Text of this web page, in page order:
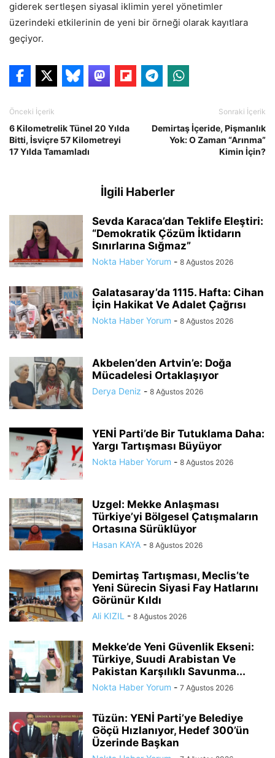
giderek sertleşen siyasal iklimin yerel yönetimler
üzerindeki etkilerinin de yeni bir örneği olarak kayıtlara
geçiyor.
Önceki İçerik
6 Kilometrelik Tünel 20 Yılda
Bitti, İsviçre 57 Kilometreyi
17 Yılda Tamamladı
Sonraki İçerik
Demirtaş İçeride, Pişmanlık
Yok: O Zaman “Arınma”
Kimin İçin?
İlgili Haberler
Sevda Karaca’dan Teklife Eleştiri:
“Demokratik Çözüm İktidarın
Sınırlarına Sığmaz”
Nokta Haber Yorum - 8 Ağustos 2026
Galatasaray’da 1115. Hafta: Cihan
İçin Hakikat Ve Adalet Çağrısı
Nokta Haber Yorum - 8 Ağustos 2026
Akbelen’den Artvin’e: Doğa
Mücadelesi Ortaklaşıyor
Derya Deniz - 8 Ağustos 2026
YENİ Parti’de Bir Tutuklama Daha:
Yargı Tartışması Büyüyor
Nokta Haber Yorum - 8 Ağustos 2026
Uzgel: Mekke Anlaşması
Türkiye’yi Bölgesel Çatışmaların
Ortasına Sürüklüyor
Hasan KAYA - 8 Ağustos 2026
Demirtaş Tartışması, Meclis’te
Yeni Sürecin Siyasi Fay Hatlarını
Görünür Kıldı
Ali KIZIL - 8 Ağustos 2026
Mekke’de Yeni Güvenlik Ekseni:
Türkiye, Suudi Arabistan Ve
Pakistan Karşılıklı Savunma...
Nokta Haber Yorum - 7 Ağustos 2026
Tüzün: YENİ Parti’ye Belediye
Göçü Hızlanıyor, Hedef 300’ün
Üzerinde Başkan